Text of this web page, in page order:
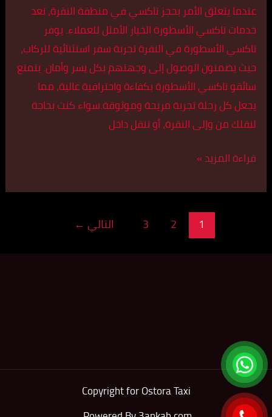
عندما يتعلق الأمر بحجز تاكسي في منطقة النقرة، تعد
خدمات تاكسي الأسطورة الخيار الأمثل للعملاء. يوفر
تاكسي الأسطورة في النقرة تجربة سفر استثنائية للركاب،
حيث يضمنون الوصول إلى وجهتهم بكل يسر وأمان. يتمتع
سائقو تاكسي الأسطورة بكفاءة واحترافية عالية، مما
يجعل كل رحلة تجربة مريحة وموثوقة.سواء كنت بحاجة
لنقلك من وإلى النقرة، أو تنقل داخل
قراءة المزيد »
1
2
3 التالي ←
Copyright for Ostora Taxi